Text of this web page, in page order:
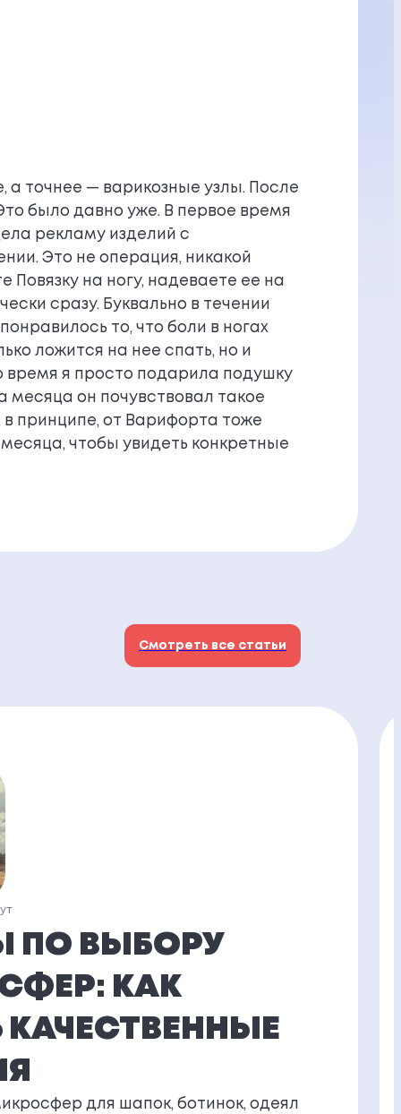
а точнее — варикозные узлы. После
было давно уже. В первое время
рекламу изделий с
Это не операция, никакой
на ногу, надеваете ее на
сразу. Буквально в течении
то, что боли в ногах
ложится на нее спать, но и
время я просто подарила подушку
месяца он почувствовал такое
в принципе, от Варифорта тоже
чтобы увидеть конкретные
Смотреть все статьи
ПО ВЫБОРУ
КАК
КАЧЕСТВЕННЫЕ
для шапок, ботинок, одеял